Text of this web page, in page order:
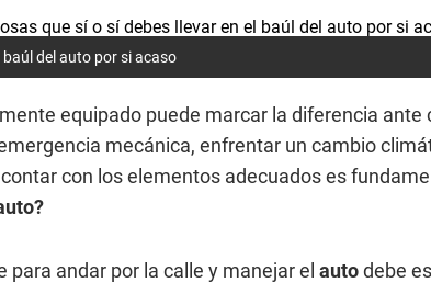
baúl del auto por si acaso
equipado puede marcar la diferencia ante
mecánica, enfrentar un cambio
con los elementos adecuados es
andar por la calle y manejar el autodebe